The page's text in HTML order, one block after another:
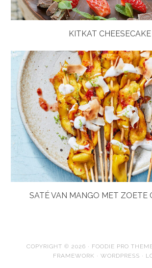
KITKAT CHEESECAKE
SATÉ VAN MANGO MET ZOETE
COPYRIGHT © 2026 · FOODIE PRO
FRAMEWORK · WORDPRESS ·